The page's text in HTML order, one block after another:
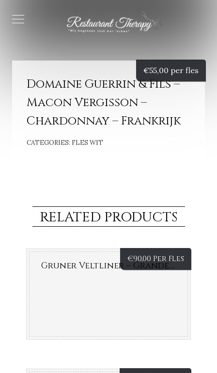
Domaine Guerrin & Fils –
Macon Vergisson –
Chardonnay – Frankrijk
CATEGORIES: FLES WIT
€55,00 per fles
RELATED PRODUCTS
€90,00 Per Fles
Gruner Veltliner – Grande Reserva – Oostenrijk